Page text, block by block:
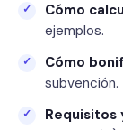
Cómo
ejemplos.
Cómo
subvención.